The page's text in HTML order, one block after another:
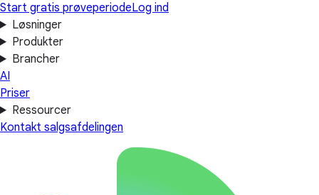
Start gratis prøveperiodeLog ind
Løsninger
Produkter
Brancher
AI
Priser
Ressourcer
Kontakt salgsafdelingen